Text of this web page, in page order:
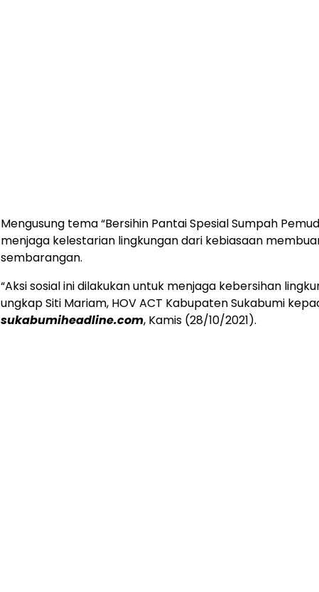
Mengusung tema “Bersihin Pantai Spesial Sumpah
menjaga kelestarian lingkungan dari kebiasaan
sembarangan.
“Aksi sosial ini dilakukan untuk menjaga kebersihan
ungkap Siti Mariam, HOV ACT Kabupaten Sukabumi
sukabumiheadline.com, Kamis (28/10/2021).